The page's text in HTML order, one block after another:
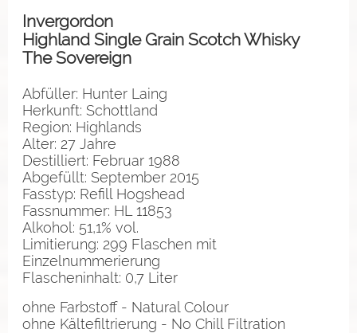
Invergordon
Highland Single Grain Scotch Whisky
The Sovereign
Abfüller: Hunter Laing
Herkunft: Schottland
Region: Highlands
Alter: 27 Jahre
Destilliert: Februar 1988
Abgefüllt: September 2015
Fasstyp: Refill Hogshead
Fassnummer: HL 11853
Alkohol: 51,1% vol.
Limitierung: 299 Flaschen mit
Einzelnummerierung
Flascheninhalt: 0,7 Liter
ohne Farbstoff - Natural Colour
ohne Kältefiltrierung - No Chill Filtration